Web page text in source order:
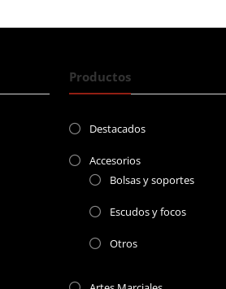
Productos
Destacados
Accesorios
Bolsas y soportes
Escudos y focos
Otros